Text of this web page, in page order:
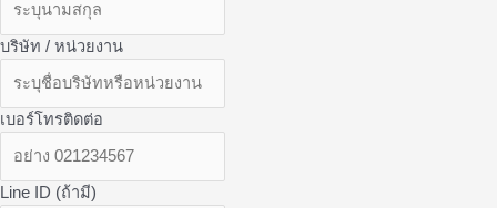
บริษัท / หน่วยงาน
เบอร์โทรติดต่อ
Line ID (ถ้ามี)